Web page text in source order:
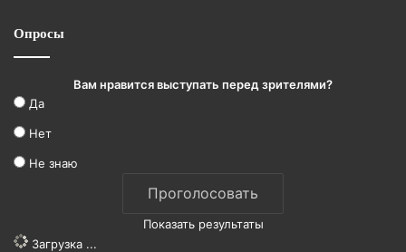
Опросы
Вам нравится выступать перед зрителями?
Да
Нет
Не знаю
Показать результаты
Загрузка ...